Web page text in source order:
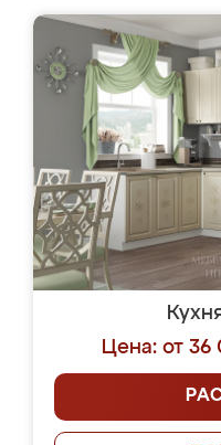
Цена: от 36